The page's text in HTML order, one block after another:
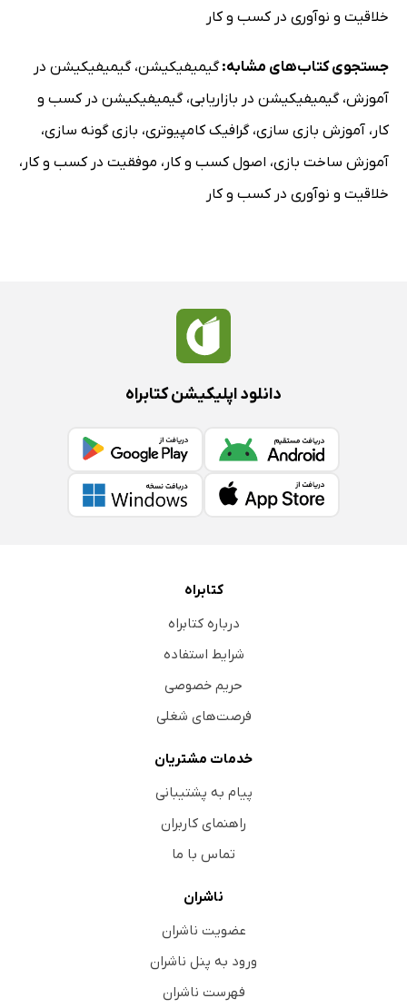
خلاقیت و نوآوری در کسب و کار
جستجوی کتاب‌های مشابه:گیمیفیکیشن،گیمیفیکیشن در
آموزش،گیمیفیکیشن در بازاریابی،گیمیفیکیشن در کسب و
کار ، آموزش بازی سازی،گرافیک کامپیوتری، بازی گونه سازی،
آموزش ساخت بازی، اصول کسب و کار ، موفقیت در کسب و کار ،
خلاقیت و نوآوری در کسب و کار
دانلود اپلیکیشن کتابراه
کتابراه
درباره کتابراه
شرایط استفاده
حریم خصوصی
فرصت‌های شغلی
خدمات مشتریان
پیام به پشتیبانی
راهنمای کاربران
تماس با ما
ناشران
عضویت ناشران
ورود به پنل ناشران
فهرست ناشران